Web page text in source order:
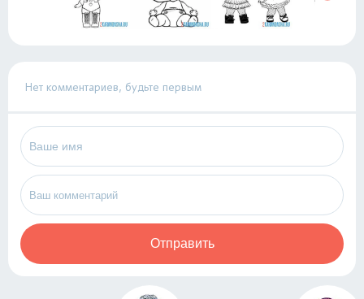
Нет комментариев, будьте первым
Отправить